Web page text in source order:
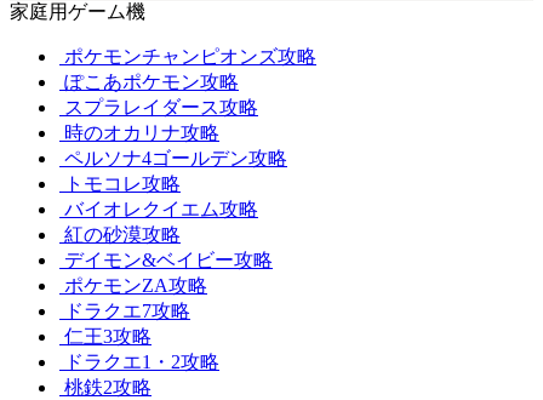
家庭用ゲーム機
ポケモンチャンピオンズ攻略
ぽこあポケモン攻略
スプラレイダース攻略
時のオカリナ攻略
ペルソナ4ゴールデン攻略
トモコレ攻略
バイオレクイエム攻略
紅の砂漠攻略
デイモン&ベイビー攻略
ポケモンZA攻略
ドラクエ7攻略
仁王3攻略
ドラクエ1・2攻略
桃鉄2攻略